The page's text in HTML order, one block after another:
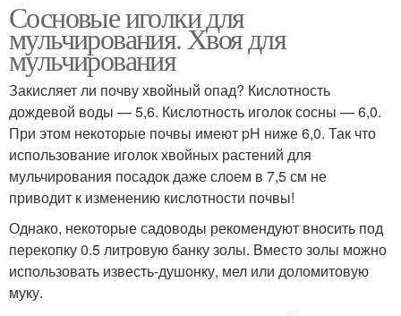
Сосновые иголки для
мульчирования. Хвоя для
мульчирования
Закисляет ли почву хвойный опад? Кислотность
дождевой воды — 5,6. Кислотность иголок сосны — 6,0.
При этом некоторые почвы имеют pH ниже 6,0. Так что
использование иголок хвойных растений для
мульчирования посадок даже слоем в 7,5 см не
приводит к изменению кислотности почвы!
Однако, некоторые садоводы рекомендуют вносить под
перекопку 0.5 литровую банку золы. Вместо золы можно
использовать известь-душонку, мел или доломитовую
муку.